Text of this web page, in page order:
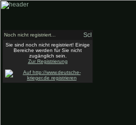
Noch nicht registriert...
Sie sind noch nicht registriert! Einige
Bereiche werden für Sie nicht
zugänglich sein.
Zur Registrierung